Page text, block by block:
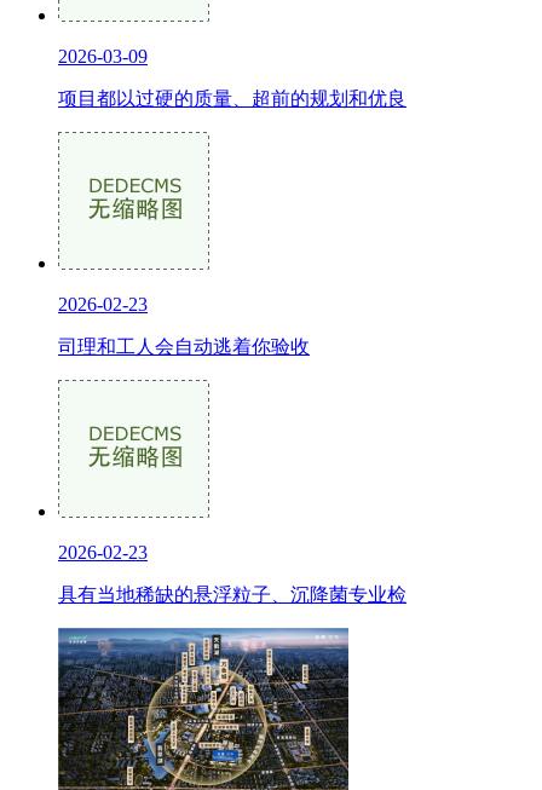
2026-03-09
项目都以过硬的质量、超前的规划和优良
2026-02-23
司理和工人会自动逃着你验收
2026-02-23
具有当地稀缺的悬浮粒子、沉降菌专业检